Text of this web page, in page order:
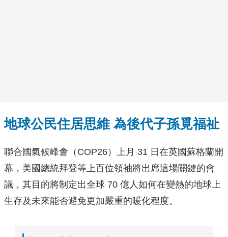
地球公民住居思維 為後代子孫覓福祉
聯合國氣候峰會（COP26）上月 31 日在英國蘇格蘭開
幕，美國總統拜登等上百位領袖將出席這場關鍵的會
議，其目的將制定出全球 70 億人如何在變熱的地球上
生存及未來能否避免更加嚴重的暖化程度。